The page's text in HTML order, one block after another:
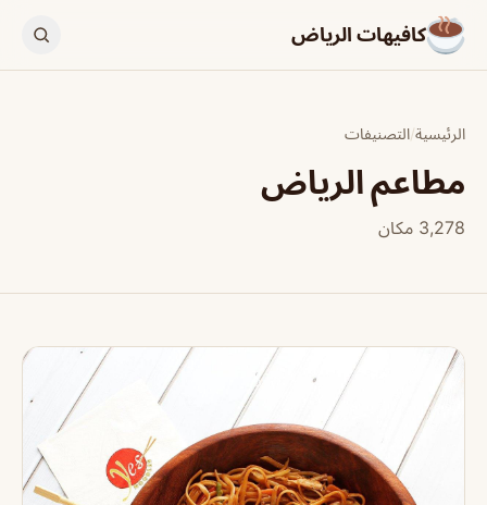
كافيهات الرياض
الرئيسية/التصنيفات
مطاعم الرياض
3,278 مكان